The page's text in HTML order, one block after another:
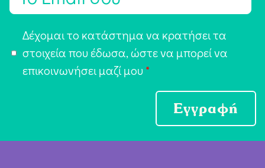
π
ή
Δέχομαι το κατάστημα να κρατήσει τα
στοιχεία που έδωσα, ώστε να μπορεί να
επικοινωνήσει μαζί μου *
Εγγραφή